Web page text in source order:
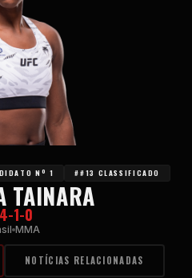
Nº 1 ##13 CLASSIFICADO
TAINARA
1-0
MMA
NOTÍCIAS RELACIONADAS